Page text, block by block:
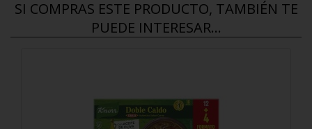
SI COMPRAS ESTE PRODUCTO, TAMBIÉN TE
PUEDE INTERESAR...